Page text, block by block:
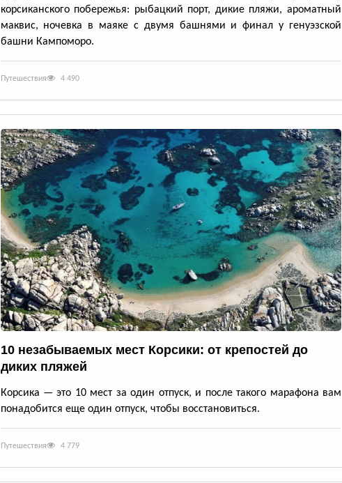
корсиканского побережья: рыбацкий порт, дикие пляжи, ароматный
маквис, ночевка в маяке с двумя башнями и финал у генуэзской
башни Кампоморо.
Путешествия 4 490
10 незабываемых мест Корсики: от крепостей до
диких пляжей
Корсика — это 10 мест за один отпуск, и после такого марафона вам
понадобится еще один отпуск, чтобы восстановиться.
Путешествия 4 779